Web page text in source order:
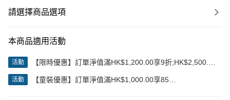
請選擇商品選項
本商品適用活動
活動
【限時優惠】訂單淨值滿HK$1,200.00享9折;HK$2,500.00
活動
【童裝優惠】訂單淨值滿HK$1,000.00享85